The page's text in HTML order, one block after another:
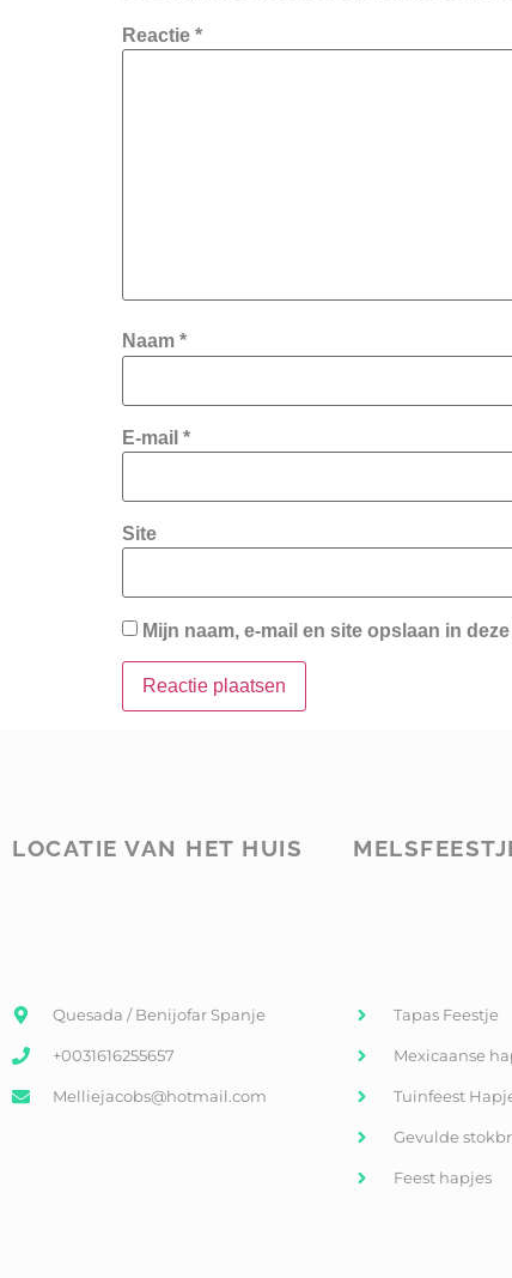
Reactie *
Naam *
E-mail *
Site
Mijn naam, e-mail en site opslaan in
LOCATIE VAN HET HUIS
Quesada / Benijofar Spanje
+0031616255657
Melliejacobs@hotmail.com
Tapas Feestje
Mexicaanse
Tuinfeest
Gevulde
Feest hapjes